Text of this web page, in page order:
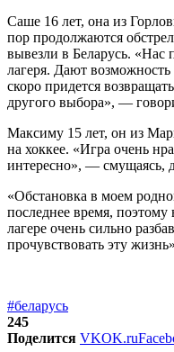
Саше 16 лет, она из
пор продолжаются
вывезли в Беларусь. «Нас
лагеря. Дают
скоро придется
другого выбора», —
Максиму 15 лет, он из
на хоккее. «Игра очень
интересно», — смущаясь,
«Обстановка в моем
последнее время,
лагере очень сильно
прочувствовать эту
#беларусь
245
Поделится VKOK.ru